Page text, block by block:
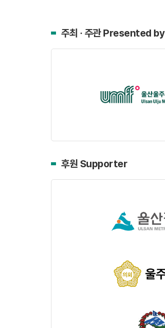
주최 · 주관 Presented by
후원 Supporter